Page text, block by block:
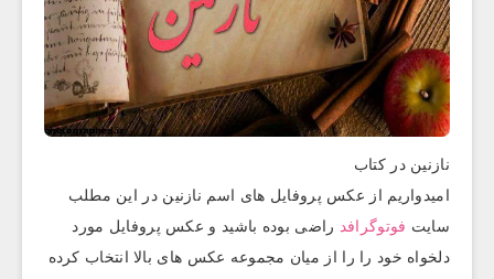
نازنین در کتاب
امیدواریم از عکس پروفایل های اسم نازنین در این مطلب
سایت فوتوگرافد راضی بوده باشید و عکس پروفایل مورد
دلخواه خود را را از میان مجموعه عکس های بالا انتخاب کرده